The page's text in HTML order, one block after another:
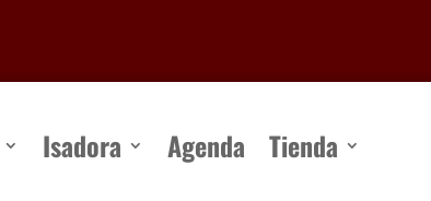
Isadora Agenda Tienda